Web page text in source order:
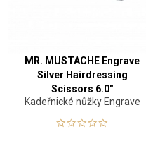
MR. MUSTACHE Engrave
Silver Hairdressing
Scissors 6.0"
Kadeřnické nůžky Engrave
Silver